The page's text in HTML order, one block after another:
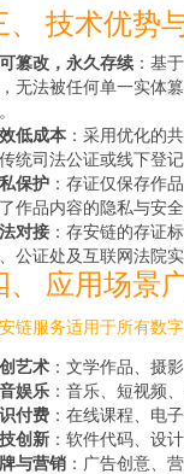
、 技术优势
篡改，永久存续 ：基
无法被任何单一实体
低成本 ：采用优化的
统司法公证或线下登记
保护 ：存证仅保存作
作品内容的隐私与安全
对接 ：存安链的存证
公证处及互联网法院
、 应用场景
链服务适用于所有数
艺术 ：文学作品、摄
娱乐 ：音乐、短视频
付费 ：在线课程、电
创新 ：软件代码、设
与营销 ：广告创意、